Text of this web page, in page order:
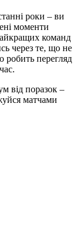
роки – ви
моменти
команд
через те, що не
робить перегляд
від поразок –
матчами